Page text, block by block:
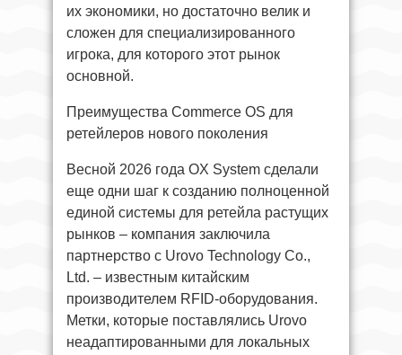
их экономики, но достаточно велик и
сложен для специализированного
игрока, для которого этот рынок
основной.
Преимущества Commerce OS для
ретейлеров нового поколения
Весной 2026 года OX System сделали
еще одни шаг к созданию полноценной
единой системы для ретейла растущих
рынков – компания заключила
партнерство с Urovo Technology Co.,
Ltd. – известным китайским
производителем RFID-оборудования.
Метки, которые поставлялись Urovo
неадаптированными для локальных